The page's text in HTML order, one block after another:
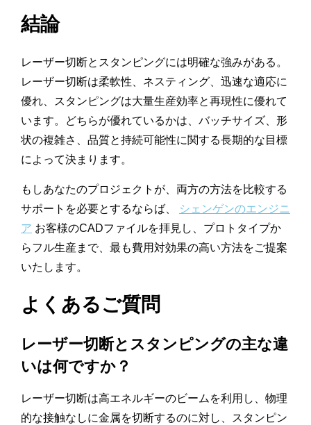
結論
レーザー切断とスタンピングには明確な強みがある。
レーザー切断は柔軟性、ネスティング、迅速な適応に
優れ、スタンピングは大量生産効率と再現性に優れて
います。どちらが優れているかは、バッチサイズ、形
状の複雑さ、品質と持続可能性に関する長期的な目標
によって決まります。
もしあなたのプロジェクトが、両方の方法を比較する
サポートを必要とするならば、
シェンゲンのエンジニ
ア お客様のCADファイルを拝見し、プロトタイプか
らフル生産まで、最も費用対効果の高い方法をご提案
いたします。
よくあるご質問
レーザー切断とスタンピングの主な違
いは何ですか？
レーザー切断は高エネルギーのビームを利用し、物理
的な接触なしに金属を切断するのに対し、スタンピン